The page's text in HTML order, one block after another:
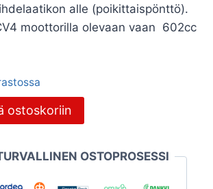
alle (poikittaispönttö).
moottorilla olevaan vaan 602cc
ostoskoriin
OSTOPROSESSI